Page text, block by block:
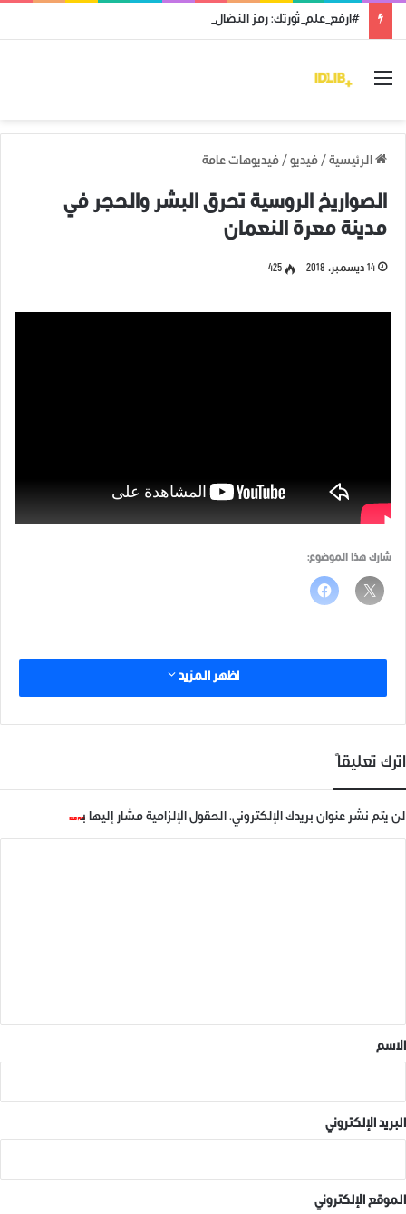
#ارفع_علم_ثورتك: رمز النضال ووحدة الهدف
القائمة
الرئيسية / فيديو / فيديوهات عامة
الصواريخ الروسية تحرق البشر والحجر في
مدينة معرة النعمان
14 ديسمبر، 2018 425
شارك هذا الموضوع:
اظهر المزيد
اترك تعليقاً
لن يتم نشر عنوان بريدك الإلكتروني. الحقول الإلزامية مشار إليها بـ*
*الاسم
البريد الإلكتروني
الموقع الإلكتروني